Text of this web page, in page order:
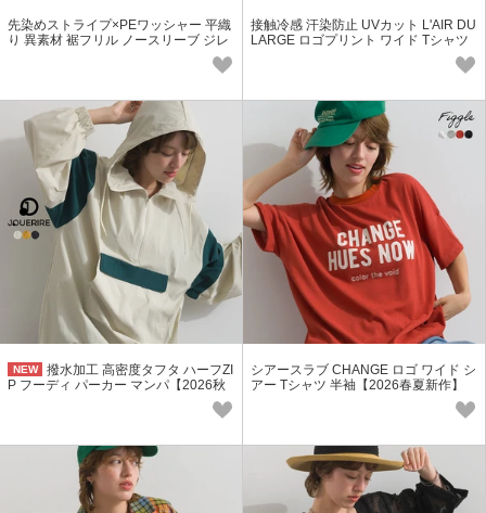
先染めストライプ×PEワッシャー 平織
り 異素材 裾フリル ノースリーブ ジレ
接触冷感 汗染防止 UVカット L'AIR DU
LARGE ロゴプリント ワイド Tシャツ
NEW
撥水加工 高密度タフタ ハーフZI
P フーディ パーカー マンパ【2026秋
シアースラブ CHANGE ロゴ ワイド シ
アー Tシャツ 半袖【2026春夏新作】